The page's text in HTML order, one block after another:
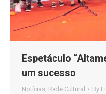
Espetáculo
um sucesso
Notícias Rede Cultural By